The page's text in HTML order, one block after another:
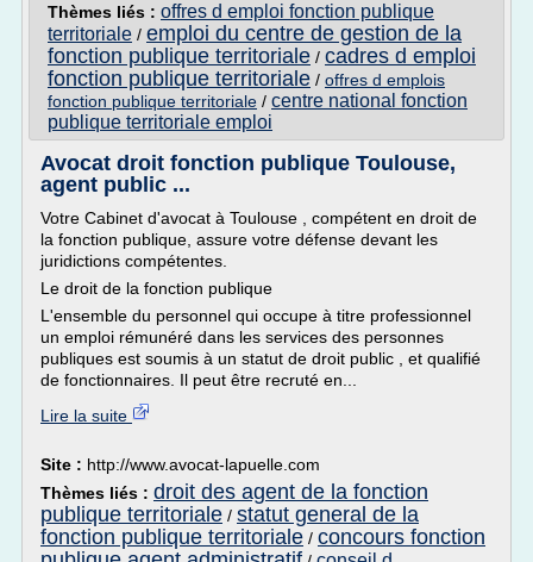
Thèmes liés : offres d emploi fonction publique
territoriale / emploi du centre de gestion de la
fonction publique territoriale / cadres d emploi
fonction publique territoriale / offres d emplois
fonction publique territoriale / centre national fonction
publique territoriale emploi
Avocat droit fonction publique Toulouse,
agent public ...
Votre Cabinet d'avocat à Toulouse , compétent en droit de
la fonction publique, assure votre défense devant les
juridictions compétentes.
Le droit de la fonction publique
L'ensemble du personnel qui occupe à titre professionnel
un emploi rémunéré dans les services des personnes
publiques est soumis à un statut de droit public , et qualifié
de fonctionnaires. Il peut être recruté en...
Lire la suite
Site : http://www.avocat-lapuelle.com
Thèmes liés : droit des agent de la fonction
publique territoriale / statut general de la
fonction publique territoriale / concours fonction